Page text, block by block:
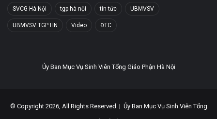
SVCG Hà Nội tgp hà nội tin tức UBMVSV
UBMVSV TGP HN Video ĐTC
Ủy Ban Mục Vụ Sinh Viên Tổng Giáo Phận Hà Nội
© Copyright 2026, All Rights Reserved | Ủy Ban Mục Vụ Sinh Viên Tổng